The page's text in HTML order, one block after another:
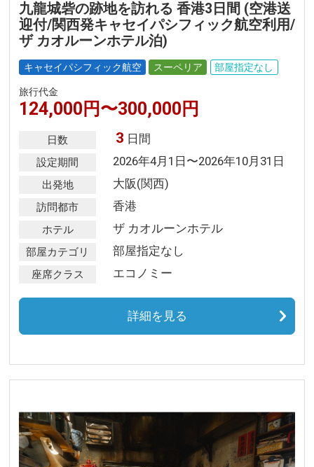
九龍城砦の跡地を訪れる 香港3日間 (空港送
迎付/関西発キャセイパシフィック航空利用/
ザ カオルーンホテル泊)
キャセイパシフィック航空 スーペリア 部屋指定なし
旅行代金
124,000円〜300,000円
日数 3 日間
設定期間 2026年4月1日〜2026年10月31日
出発地 大阪(関西)
訪問都市 香港
ホテル ザ カオルーンホテル
部屋カテゴリ 部屋指定なし
座席クラス エコノミー
詳細を見る